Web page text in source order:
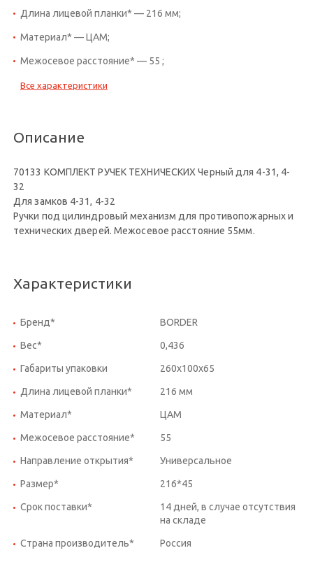
Длина лицевой планки* — 216 мм;
Материал* — ЦАМ;
Межосевое расстояние* — 55 ;
Все характеристики
Описание
70133 КОМПЛЕКТ РУЧЕК ТЕХНИЧЕСКИХ Черный для 4-31, 4-
32
Для замков 4-31, 4-32
Ручки под цилиндровый механизм для противопожарных и
технических дверей. Межосевое расстояние 55мм.
Характеристики
Бренд* BORDER
Вес* 0,436
Габариты упаковки 260х100х65
Длина лицевой планки* 216 мм
Материал* ЦАМ
Межосевое расстояние* 55
Направление открытия* Универсальное
Размер* 216*45
Срок поставки*
14 дней, в случае отсутствия
на складе
Страна производитель* Россия